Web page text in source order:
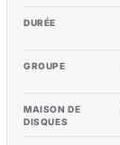
DURÉE
GROUPE
MAISON DE
DISQUES